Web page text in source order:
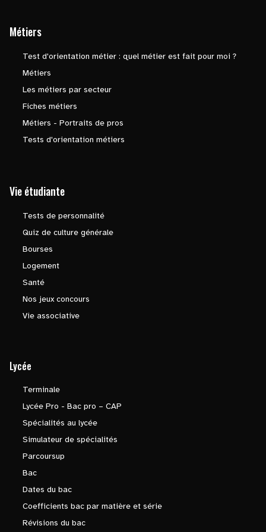
Métiers
Test d'orientation métier : quel métier est fait pour moi ?
Métiers
Les métiers par secteur
Fiches métiers
Métiers - Portraits de pros
Tests d'orientation métiers
Vie étudiante
Tests de personnalité
Quiz de culture générale
Bourses
Logement
Santé
Nos jeux concours
Vie associative
Lycée
Terminale
Lycée Pro - Bac pro – CAP
Spécialités au lycée
Simulateur de spécialités
Parcoursup
Bac
Dates du bac
Coefficients bac par matière et série
Révisions du bac